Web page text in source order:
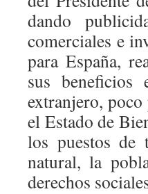
dando
comerciales e
para España,
sus beneficios
extranjero,
el Estado de
los puestos de
natural, la
derechos